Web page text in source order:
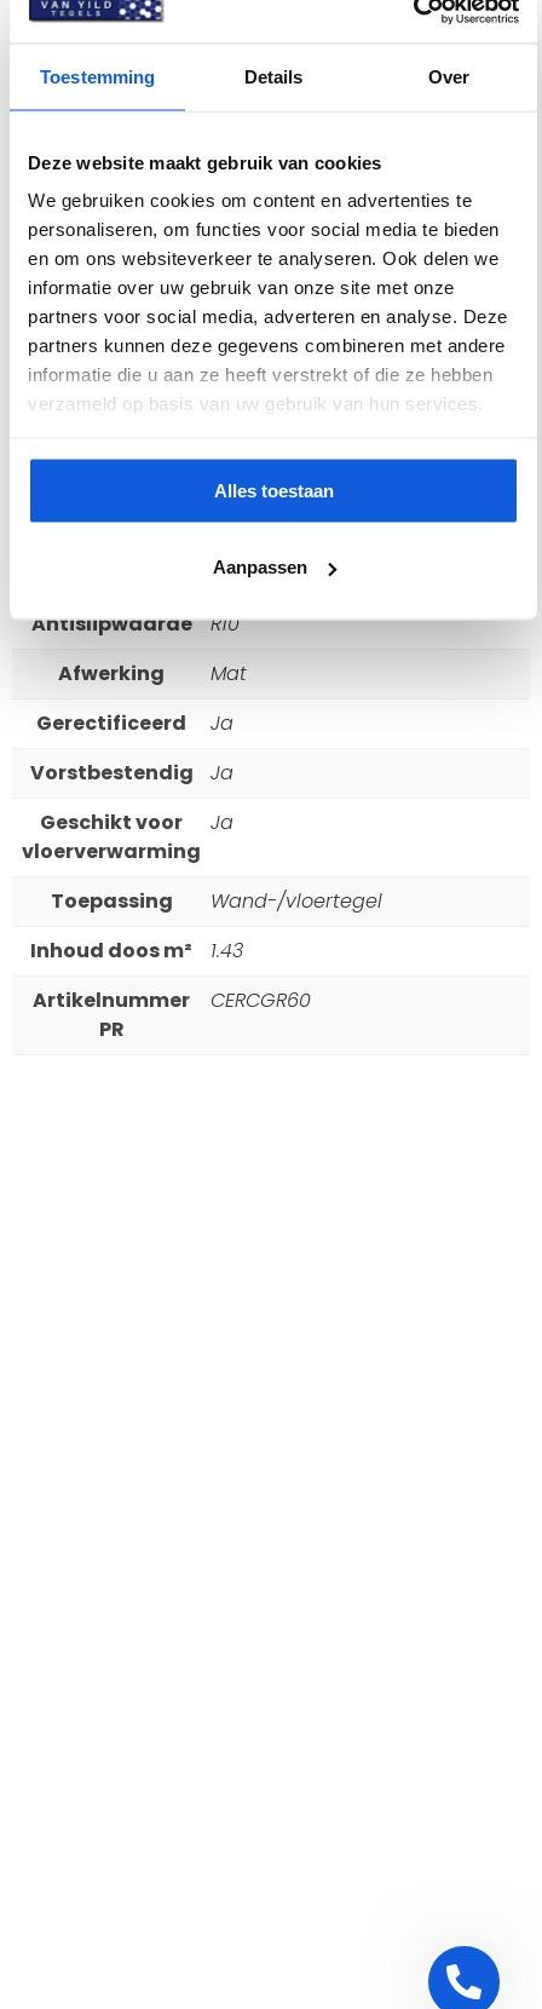
Toestemming Details Over
Deze website maakt gebruik van cookies
We gebruiken cookies om content en advertenties te
personaliseren, om functies voor social media te bieden
en om ons websiteverkeer te analyseren. Ook delen we
informatie over uw gebruik van onze site met onze
partners voor social media, adverteren en analyse. Deze
partners kunnen deze gegevens combineren met andere
informatie die u aan ze heeft verstrekt of die ze hebben
verzameld op basis van uw gebruik van hun services.
Alles toestaan
Aanpassen
✔ Geschikt voor woonkamers, keukens, hallen en
✔ Eigentijds design dat makkelijk combineert met
verschillende interieurstijlen
✔ Perfect te gebruiken in combinatie met
vloerverwarming
Specificaties
Artikelnummer
VYRNFRP183K
Kleur
Donkergrijs, Grijs
Dikte
9 mm
60 x 120
Antislipwaarde
R10
Afwerking
Mat
Gerectificeerd
Ja
Vorstbestendig
Ja
Geschikt voor
vloerverwarming
Ja
Toepassing
Wand-/vloertegel
Inhoud doos m²
1.43
Artikelnummer
PR
CERCGR60